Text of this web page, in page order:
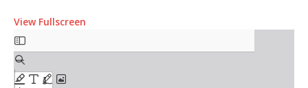
View Fullscreen